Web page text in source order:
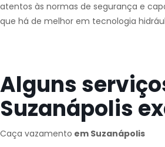
atentos às normas de segurança e
que há de melhor em tecnologia
Alguns
Suzanápolis
Caça vazamento em Suzanápolis